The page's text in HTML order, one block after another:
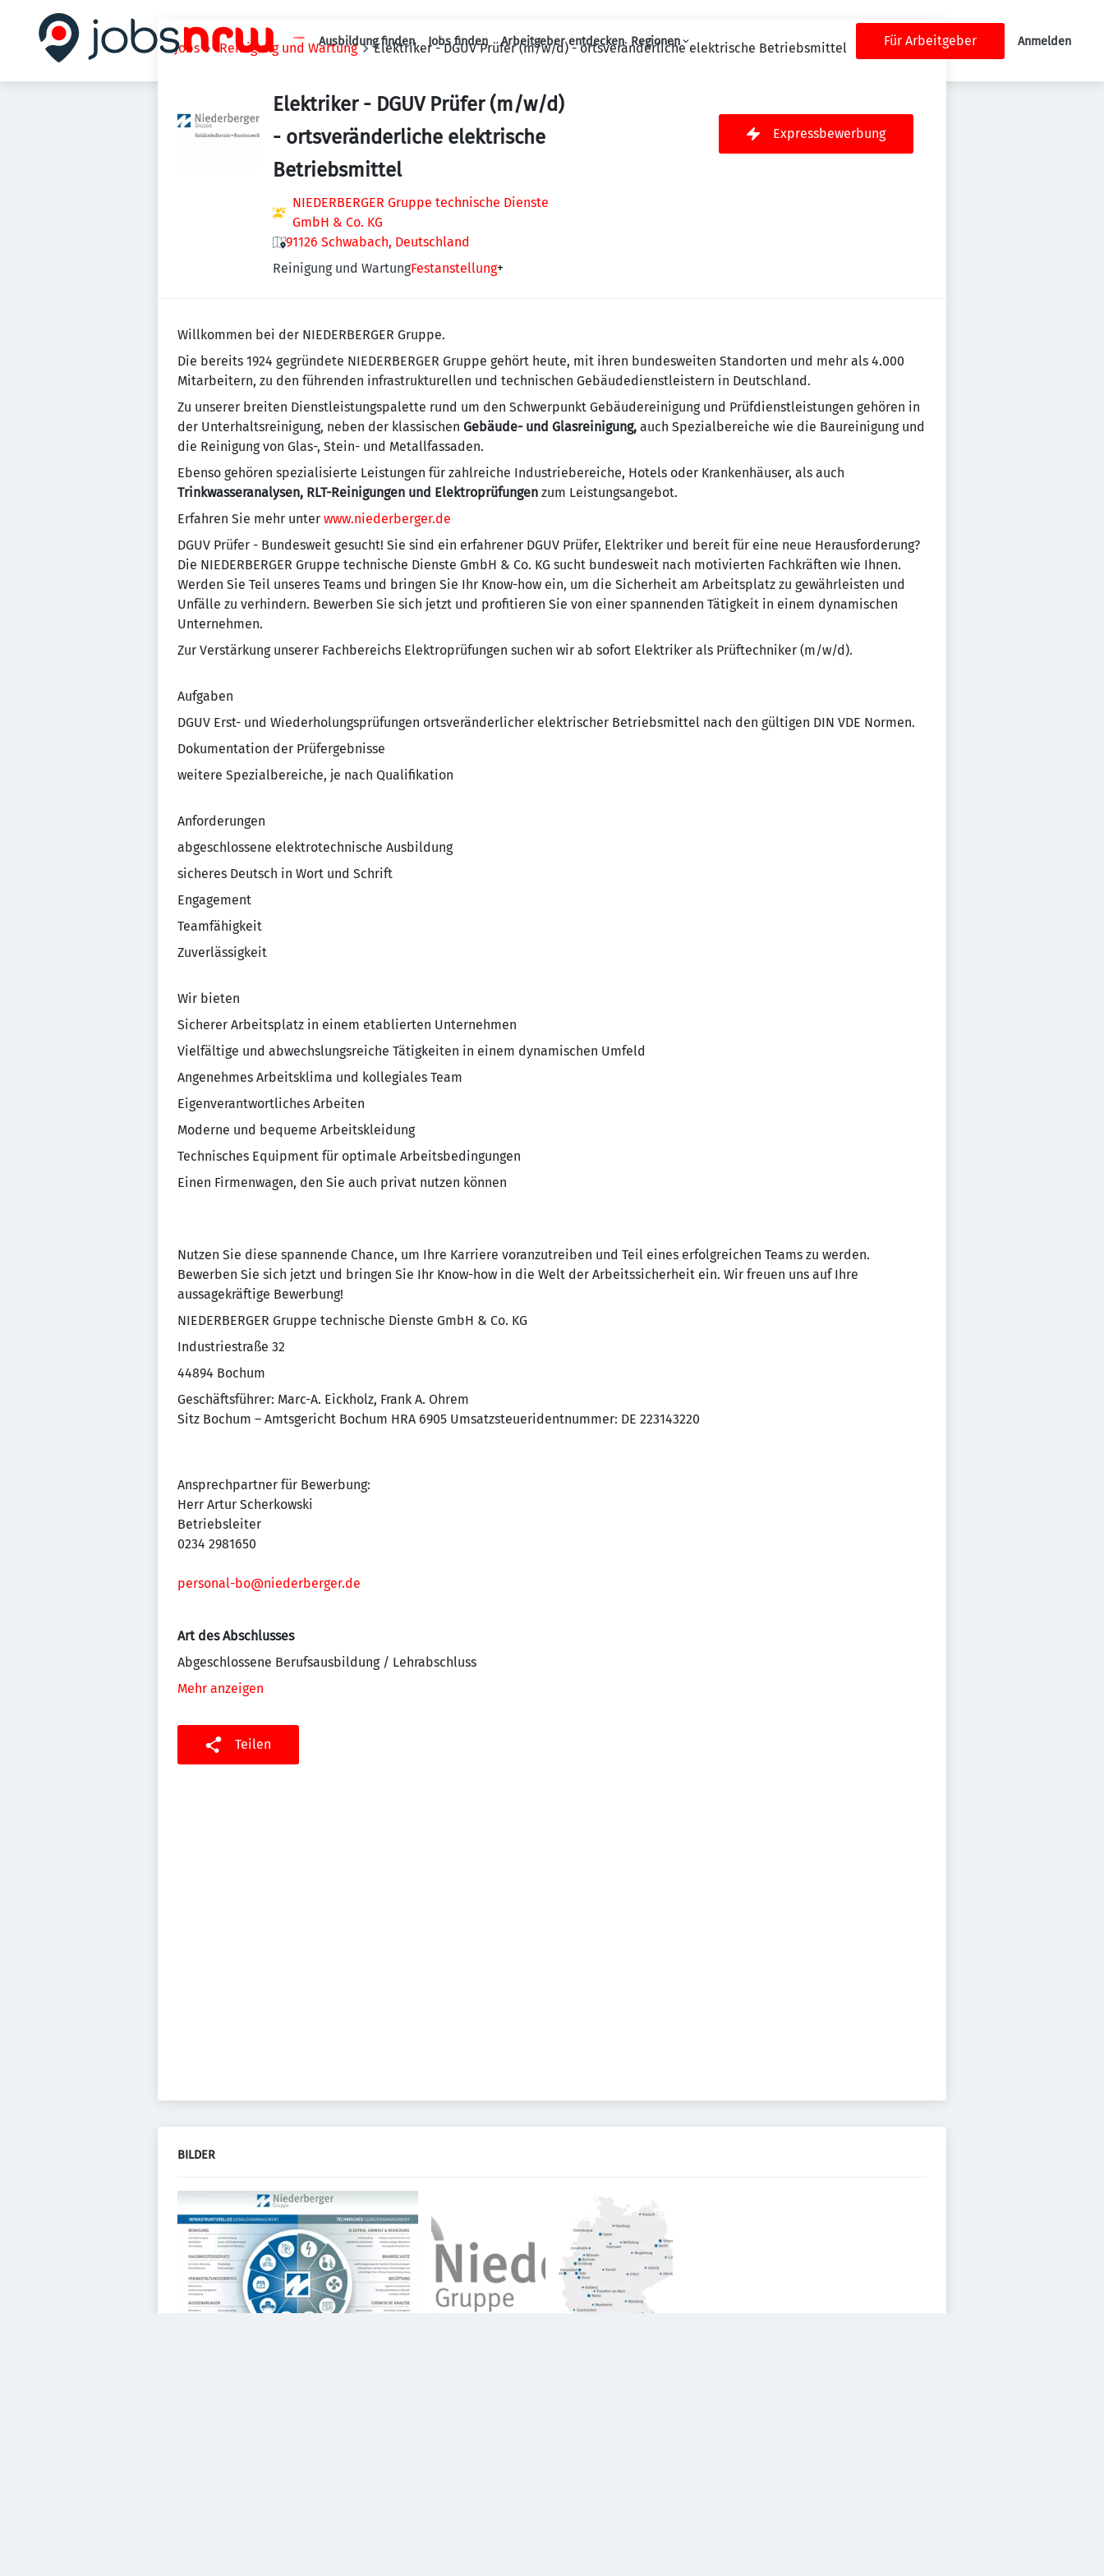
Haupt-Navigation
Ausbildung finden Jobs finden Arbeitgeber entdecken Regionen Für Arbeitgeber Anmelden
Jobs Reinigung und Wartung Elektriker - DGUV Prüfer (m/w/d) - ortsveränderliche elektrische Betriebsmittel
Elektriker - DGUV Prüfer (m/w/d)
- ortsveränderliche elektrische
Betriebsmittel
NIEDERBERGER Gruppe technische Dienste
GmbH & Co. KG
91126 Schwabach, Deutschland
Reinigung und WartungFestanstellung+
Expressbewerbung
Willkommen bei der NIEDERBERGER Gruppe.
Die bereits 1924 gegründete NIEDERBERGER Gruppe gehört heute, mit ihren bundesweiten Standorten und mehr als 4.000
Mitarbeitern, zu den führenden infrastrukturellen und technischen Gebäudedienstleistern in Deutschland.
Zu unserer breiten Dienstleistungspalette rund um den Schwerpunkt Gebäudereinigung und Prüfdienstleistungen gehören in
der Unterhaltsreinigung, neben der klassischen Gebäude- und Glasreinigung, auch Spezialbereiche wie die Baureinigung und
die Reinigung von Glas-, Stein- und Metallfassaden.
Ebenso gehören spezialisierte Leistungen für zahlreiche Industriebereiche, Hotels oder Krankenhäuser, als auch
Trinkwasseranalysen, RLT-Reinigungen und Elektroprüfungen zum Leistungsangebot.
Erfahren Sie mehr unter www.niederberger.de
DGUV Prüfer - Bundesweit gesucht! Sie sind ein erfahrener DGUV Prüfer, Elektriker und bereit für eine neue Herausforderung?
Die NIEDERBERGER Gruppe technische Dienste GmbH & Co. KG sucht bundesweit nach motivierten Fachkräften wie Ihnen.
Werden Sie Teil unseres Teams und bringen Sie Ihr Know-how ein, um die Sicherheit am Arbeitsplatz zu gewährleisten und
Unfälle zu verhindern. Bewerben Sie sich jetzt und profitieren Sie von einer spannenden Tätigkeit in einem dynamischen
Unternehmen.
Zur Verstärkung unserer Fachbereichs Elektroprüfungen suchen wir ab sofort Elektriker als Prüftechniker (m/w/d).
Aufgaben
DGUV Erst- und Wiederholungsprüfungen ortsveränderlicher elektrischer Betriebsmittel nach den gültigen DIN VDE Normen.
Dokumentation der Prüfergebnisse
weitere Spezialbereiche, je nach Qualifikation
Anforderungen
abgeschlossene elektrotechnische Ausbildung
sicheres Deutsch in Wort und Schrift
Engagement
Teamfähigkeit
Zuverlässigkeit
Wir bieten
Sicherer Arbeitsplatz in einem etablierten Unternehmen
Vielfältige und abwechslungsreiche Tätigkeiten in einem dynamischen Umfeld
Angenehmes Arbeitsklima und kollegiales Team
Eigenverantwortliches Arbeiten
Moderne und bequeme Arbeitskleidung
Technisches Equipment für optimale Arbeitsbedingungen
Einen Firmenwagen, den Sie auch privat nutzen können
Nutzen Sie diese spannende Chance, um Ihre Karriere voranzutreiben und Teil eines erfolgreichen Teams zu werden.
Bewerben Sie sich jetzt und bringen Sie Ihr Know-how in die Welt der Arbeitssicherheit ein. Wir freuen uns auf Ihre
aussagekräftige Bewerbung!
NIEDERBERGER Gruppe technische Dienste GmbH & Co. KG
Industriestraße 32
44894 Bochum
Geschäftsführer: Marc-A. Eickholz, Frank A. Ohrem
Sitz Bochum – Amtsgericht Bochum HRA 6905 Umsatzsteueridentnummer: DE 223143220
Ansprechpartner für Bewerbung:
Herr Artur Scherkowski
Betriebsleiter
0234 2981650
personal-bo@niederberger.de
Art des Abschlusses
Abgeschlossene Berufsausbildung / Lehrabschluss
Mehr anzeigen
Teilen
BILDER